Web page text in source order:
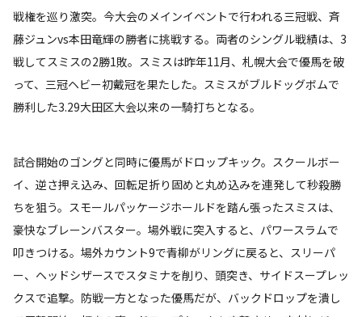
戦権を巡り激突。今大会のメインイベントで行われる三冠戦、斉
藤ジュンvs本田竜輝の勝者に挑戦する。両者のシングル戦績は、3
戦してスミスの2勝1敗。スミスは昨年11月、札幌大会で優馬を破
って、三冠ヘビー初戴冠を果たした。スミスがブルドッグボムで
勝利した3.29大田区大会以来の一騎打ちとなる。
試合開始のゴングと同時に優馬がドロップキック。スクールボー
イ、逆さ押え込み、回転足折り固めと丸め込みを連発して秒殺勝
ちを狙う。スモールパッケージホールドを踏ん張ったスミスは、
豪快なブレーンバスター。場外戦に突入すると、パワースラムで
叩きつける。場外カウント9で青柳がリングに戻ると、スリーパ
ー、ヘッドシザースでスタミナを削り、頭突き、サイドスープレッ
クスで追撃。防戦一方となった優馬だが、バックドロップを潰し